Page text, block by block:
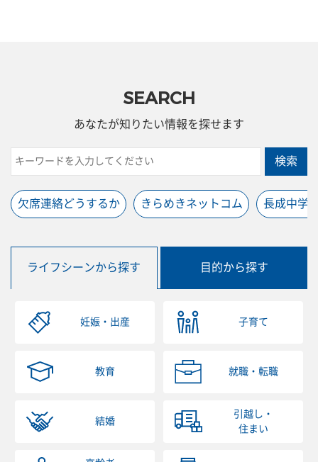
SEARCH
あなたが知りたい情報を探せます
検索
欠席連絡どうするか きらめきネットコム 長成中学
ライフシーンから探す 目的から探す
妊娠・出産 子育て
教育 就職・転職
結婚
引越し・
住まい